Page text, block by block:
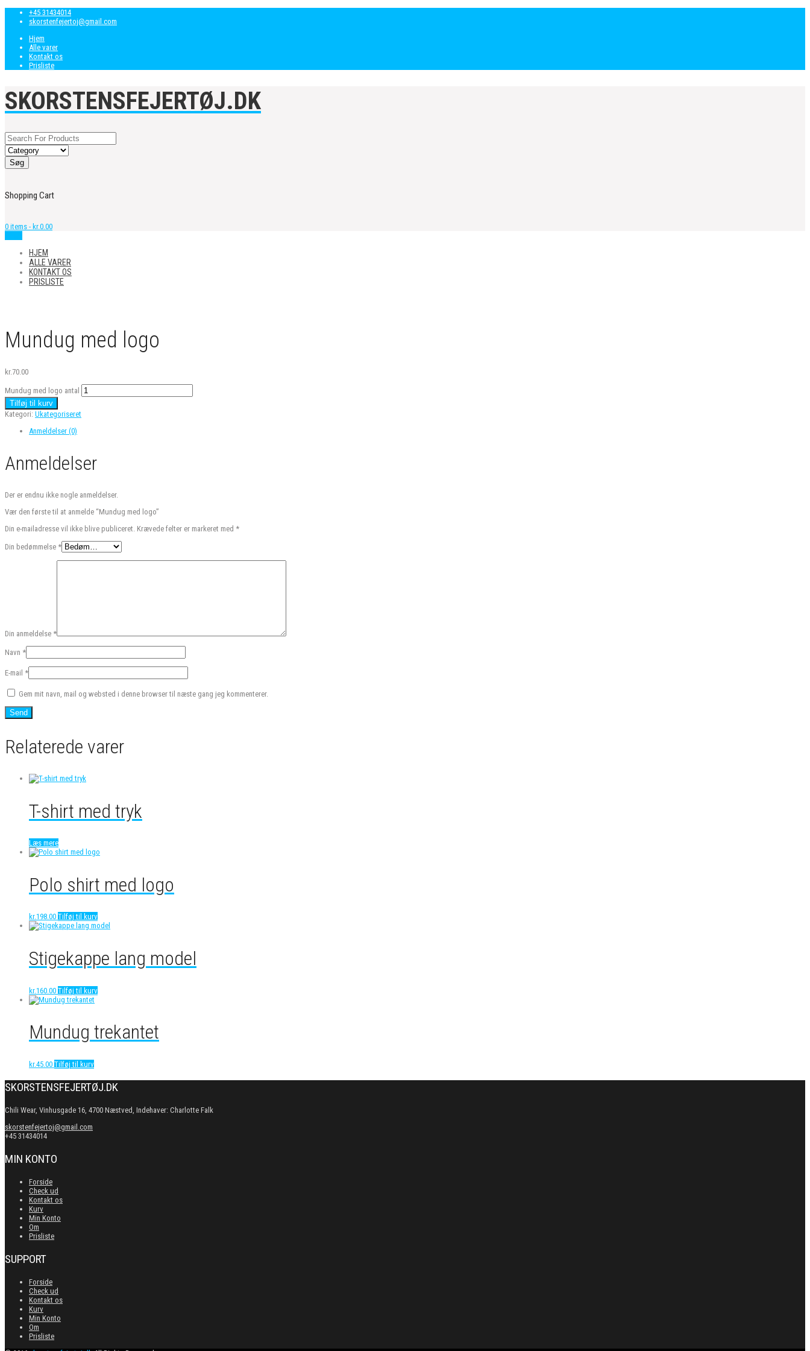
+45 31434014
skorstenfejertoj@gmail.com
Hjem
Alle varer
Kontakt os
Prisliste
SKORSTENSFEJERTØJ.DK
Shopping Cart
0 items - kr.0.00
HJEM
ALLE VARER
KONTAKT OS
PRISLISTE
Mundug med logo
kr.70.00
Mundug med logo antal
Tilføj til kurv
Kategori: Ukategoriseret
Anmeldelser (0)
Anmeldelser
Der er endnu ikke nogle anmeldelser.
Vær den første til at anmelde “Mundug med logo”
Din e-mailadresse vil ikke blive publiceret. Krævede felter er markeret med *
Din bedømmelse *
Din anmeldelse *
Navn *
E-mail *
Gem mit navn, mail og websted i denne browser til næste gang jeg kommenterer.
Relaterede varer
T-shirt med tryk
Læs mere
Polo shirt med logo
kr.198.00 Tilføj til kurv
Stigekappe lang model
kr.160.00 Tilføj til kurv
Mundug trekantet
kr.45.00 Tilføj til kurv
SKORSTENSFEJERTØJ.DK
Chili Wear, Vinhusgade 16, 4700 Næstved, Indehaver: Charlotte Falk
skorstenfejertoj@gmail.com
+45 31434014
MIN KONTO
Forside
Check ud
Kontakt os
Kurv
Min Konto
Om
Prisliste
SUPPORT
Forside
Check ud
Kontakt os
Kurv
Min Konto
Om
Prisliste